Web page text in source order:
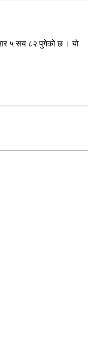
५ सय ८२ पुगेको छ । यो